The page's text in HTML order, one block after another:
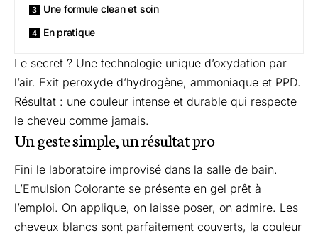
Une formule clean et soin
En pratique
Le secret ? Une technologie unique d’oxydation par
l’air. Exit peroxyde d’hydrogène, ammoniaque et PPD.
Résultat : une couleur intense et durable qui respecte
le cheveu comme jamais.
Un geste simple, un résultat pro
Fini le laboratoire improvisé dans la salle de bain.
L’Emulsion Colorante se présente en gel prêt à
l’emploi. On applique, on laisse poser, on admire. Les
cheveux blancs sont parfaitement couverts, la couleur